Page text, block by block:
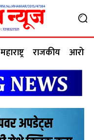
महाराष्ट्र राजकीय आरोग्य